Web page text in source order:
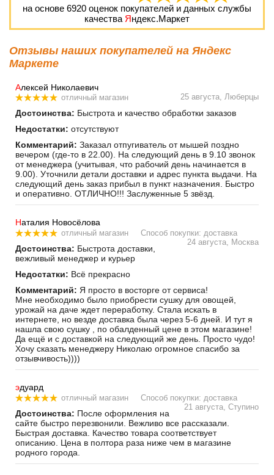
на основе 6920 оценок покупателей и данных службы
качества Яндекс.Маркет
Отзывы наших покупателей на Яндекс
Маркете
Алексей Николаевич
отличный магазин 25 августа, Люберцы
Достоинства: Быстрота и качество обработки заказов
Недостатки: отсутствуют
Комментарий: Заказал отпугиватель от мышей поздно
вечером (где-то в 22.00). На следующий день в 9.10 звонок
от менеджера (учитывая, что рабочий день начинается в
9.00). Уточнили детали доставки и адрес пункта выдачи. На
следующий день заказ прибыл в пункт назначения. Быстро
и оперативно. ОТЛИЧНО!!! Заслуженные 5 звёзд.
Наталия Новосёлова
отличный магазин
Способ покупки: доставка
24 августа, Москва
Достоинства: Быстрота доставки,
вежливый менеджер и курьер
Недостатки: Всё прекрасно
Комментарий: Я просто в восторге от сервиса!
Мне необходимо было приобрести сушку для овощей,
урожай на даче ждет переработку. Стала искать в
интернете, но везде доставка была через 5-6 дней. И тут я
нашла свою сушку , по обалденный цене в этом магазине!
Да ещё и с доставкой на следующий же день. Просто чудо!
Хочу сказать менеджеру Николаю огромное спасибо за
отзывчивость))))
эдуард
отличный магазин
Способ покупки: доставка
21 августа, Ступино
Достоинства: После оформления на
сайте быстро перезвонили. Вежливо все рассказали.
Быстрая доставка. Качество товара соответствует
описанию. Цена в полтора раза ниже чем в магазине
родного города.